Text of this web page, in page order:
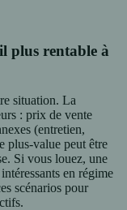
plus rentable à
situation. La
: prix de vente
(entretien,
plus-value peut être
Si vous louez, une
en régime
scénarios pour